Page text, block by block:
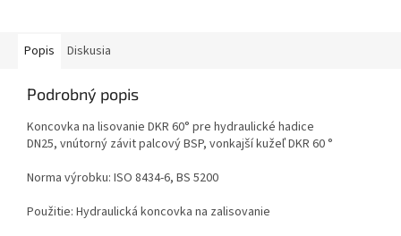
Popis Diskusia
Podrobný popis
Koncovka na lisovanie DKR 60° pre hydraulické hadice
DN25, vnútorný závit palcový BSP, vonkajší kužeľ DKR 60 °
Norma výrobku: ISO 8434-6, BS 5200
Použitie: Hydraulická koncovka na zalisovanie